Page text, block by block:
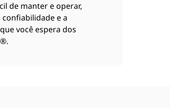
de manter e operar,
e a
você espera dos